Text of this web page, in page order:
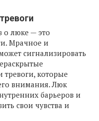
о люке — это
Мрачное и
сигнализировать
которые
внимания. Люк
барьеров и
свои чувства и